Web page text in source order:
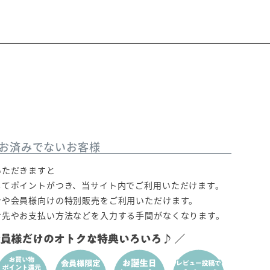
済みでないお客様
だきますと
ポイントがつき、当サイト内でご利用いただけます。
会員様向けの特別販売をご利用いただけます。
やお支払い方法などを入力する手間がなくなります。